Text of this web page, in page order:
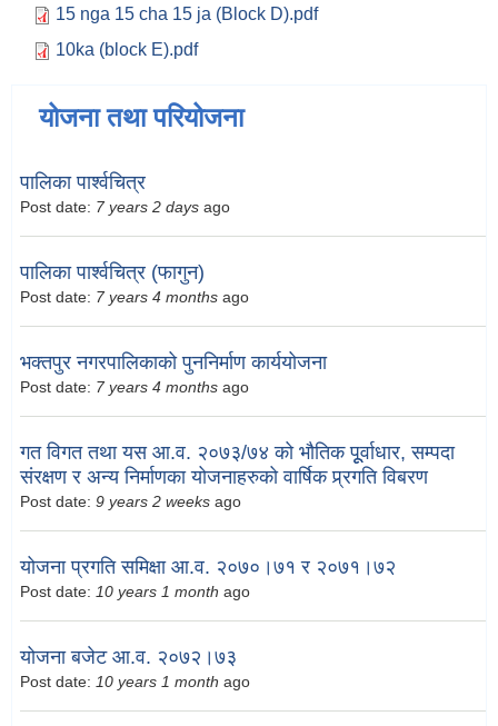
15 nga 15 cha 15 ja (Block D).pdf
10ka (block E).pdf
योजना तथा परियोजना
पालिका पार्श्वचित्र
Post date: 7 years 2 days ago
पालिका पार्श्वचित्र (फागुन)
Post date: 7 years 4 months ago
भक्तपुर नगरपालिकाको पुननिर्माण कार्ययोजना
Post date: 7 years 4 months ago
गत विगत तथा यस आ.व. २०७३/७४ को भौतिक पूूर्वाधार, सम्पदा
संरक्षण र अन्य निर्माणका योजनाहरुको वार्षिक प्र्रगति विबरण
Post date: 9 years 2 weeks ago
योजना प्रगति समिक्षा आ.व. २०७०।७१ र २०७१।७२
Post date: 10 years 1 month ago
योजना बजेट आ.व. २०७२।७३
Post date: 10 years 1 month ago